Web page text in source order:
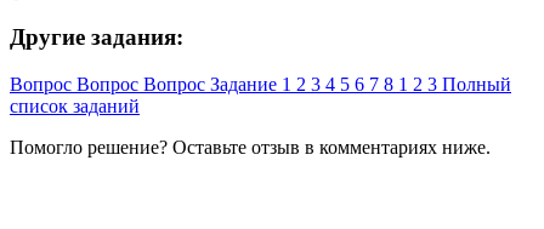
Другие задания:
Вопрос Вопрос Вопрос Задание 1 2 3 4 5 6 7 8 1 2 3 Полный
список заданий
Помогло решение? Оставьте отзыв в комментариях ниже.